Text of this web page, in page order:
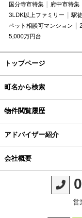
国分寺市特集
府中市特集
3LDK以上ファミリー
駅
ペット相談可マンション
5,000万円台
トップページ
町名から検索
物件閲覧履歴
アドバイザー紹介
会社概要
営